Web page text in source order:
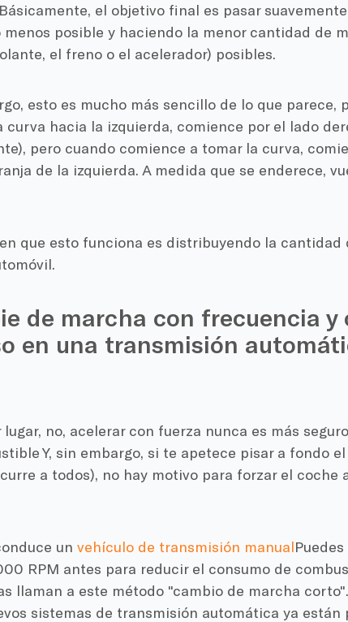
el objetivo final es pasar
posible y haciendo la menor cantidad de
el freno o el acelerador) posibles.
esto es mucho más sencillo de lo que parece,
curva hacia la izquierda, comience por el lado
pero cuando comience a tomar la curva,
de la izquierda. A medida que se enderece,
que esto funciona es distribuyendo la cantidad
de marcha con frecuencia
en una transmisión
lugar, no, acelerar con fuerza nunca es más
Y, sin embargo, si te apetece pisar a fondo
a todos), no hay motivo para forzar el coche
un vehículo de transmisión manual
RPM antes para reducir el consumo de
llaman a este método "cambio de marcha
sistemas de transmisión automática ya están